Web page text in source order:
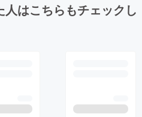
はこちらもチェックし